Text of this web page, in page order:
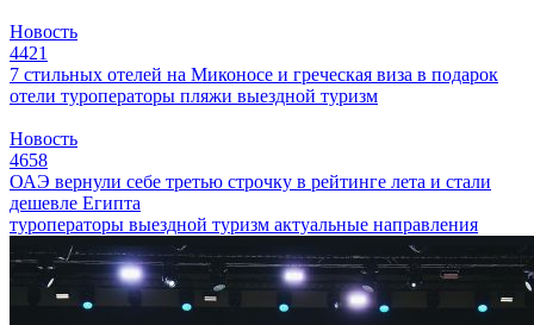
Новость
4421
7 стильных отелей на Миконосе и греческая виза в подарок
отели туроператоры пляжи выездной туризм
Новость
4658
ОАЭ вернули себе третью строчку в рейтинге лета и стали
дешевле Египта
туроператоры выездной туризм актуальные направления